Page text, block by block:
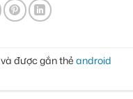
và được gắn thẻ android